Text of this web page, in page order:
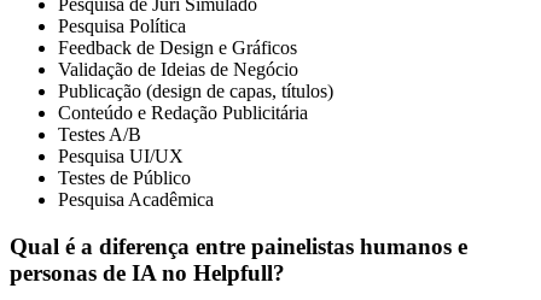
Pesquisa de Júri Simulado
Pesquisa Política
Feedback de Design e Gráficos
Validação de Ideias de Negócio
Publicação (design de capas, títulos)
Conteúdo e Redação Publicitária
Testes A/B
Pesquisa UI/UX
Testes de Público
Pesquisa Acadêmica
Qual é a diferença entre painelistas humanos e
personas de IA no Helpfull?